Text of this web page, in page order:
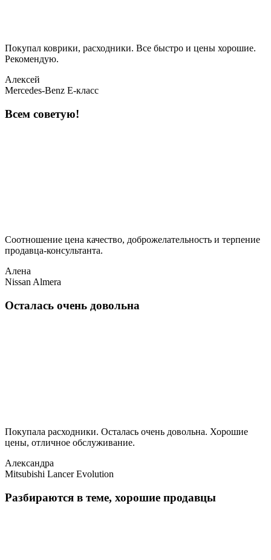
Покупал коврики, расходники. Все быстро и цены хорошие.
Рекомендую.
Алексей
Mercedes-Benz E-класс
Всем советую!
Соотношение цена качество, доброжелательность и терпение
продавца-консультанта.
Алена
Nissan Almera
Осталась очень довольна
Покупала расходники. Осталась очень довольна. Хорошие
цены, отличное обслуживание.
Александра
Mitsubishi Lancer Evolution
Разбираются в теме, хорошие продавцы